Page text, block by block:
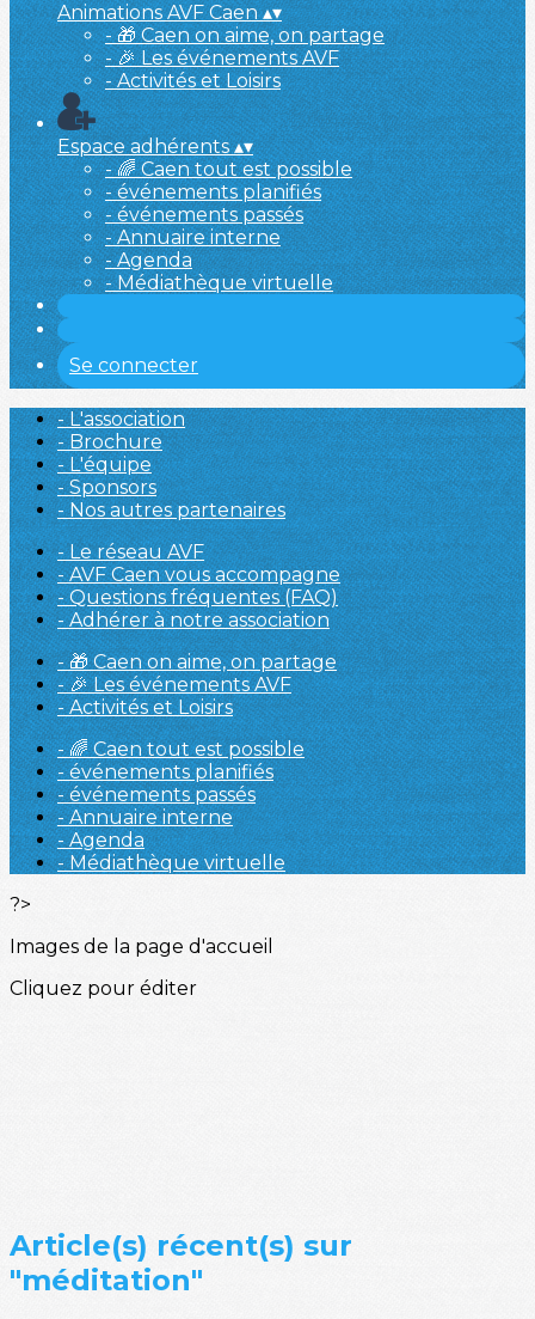
Animations AVF Caen▴▾
- 🎁 Caen on aime, on partage
- 🎉 Les événements AVF
- Activités et Loisirs
Espace adhérents▴▾
- 🌈 Caen tout est possible
- événements planifiés
- événements passés
- Annuaire interne
- Agenda
- Médiathèque virtuelle
Se connecter
- L'association
- Brochure
- L'équipe
- Sponsors
- Nos autres partenaires
- Le réseau AVF
- AVF Caen vous accompagne
- Questions fréquentes (FAQ)
- Adhérer à notre association
- 🎁 Caen on aime, on partage
- 🎉 Les événements AVF
- Activités et Loisirs
- 🌈 Caen tout est possible
- événements planifiés
- événements passés
- Annuaire interne
- Agenda
- Médiathèque virtuelle
?>
Images de la page d'accueil
Cliquez pour éditer
Article(s) récent(s) sur
"méditation"